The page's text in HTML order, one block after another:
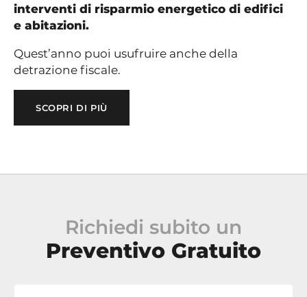
interventi di risparmio energetico di edifici
e abitazioni.
Quest’anno puoi usufruire anche della
detrazione fiscale.
SCOPRI DI PIÙ
Richiedi subito un
Preventivo Gratuito